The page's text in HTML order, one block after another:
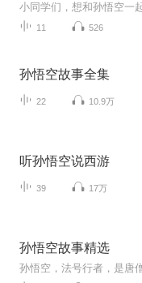
11 526
孙悟空故事全集
22 10.9万
听孙悟空说西游
39 17万
孙悟空故事精选